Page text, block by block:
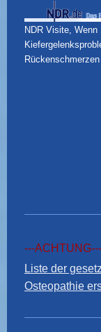
NDR Visite, Wenn
---ACHTUNG---
Liste der
Osteopathie